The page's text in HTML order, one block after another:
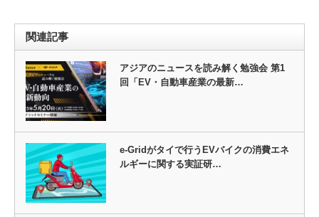
関連記事
アジアのニュースを読み解く勉強会 第1
回「EV・自動車産業の最新…
e-Gridがタイで行うEVバイクの消費エネ
ルギーに関する実証研…